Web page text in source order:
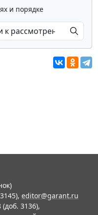
и порядке
editor@garant.ru
3136),